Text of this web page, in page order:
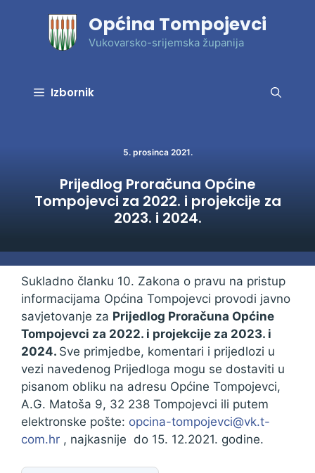
Općina Tompojevci
Vukovarsko-srijemska županija
Izbornik
5. prosinca 2021.
Prijedlog Proračuna Općine
Tompojevci za 2022. i projekcije za
2023. i 2024.
Sukladno članku 10. Zakona o pravu na pristup
informacijama Općina Tompojevci provodi javno
savjetovanje za Prijedlog Proračuna Općine
Tompojevci za 2022. i projekcije za 2023. i
2024. Sve primjedbe, komentari i prijedlozi u
vezi navedenog Prijedloga mogu se dostaviti u
pisanom obliku na adresu Općine Tompojevci,
A.G. Matoša 9, 32 238 Tompojevci ili putem
elektronske pošte: opcina-tompojevci@vk.t-
com.hr , najkasnije do 15. 12.2021. godine.